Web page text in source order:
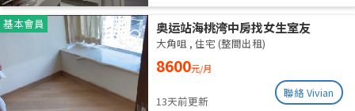
基本會員 奥运站海桃湾中房找女生室友
大角咀 , 住宅 (整間出租)
8600元/月
13天前更新
聯絡 Vivian